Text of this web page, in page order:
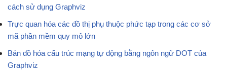
cách sử dụng Graphviz
Trực quan hóa các đồ thị phụ thuộc phức tạp trong các cơ sở
mã phần mềm quy mô lớn
Bản đồ hóa cấu trúc mạng tự động bằng ngôn ngữ DOT của
Graphviz